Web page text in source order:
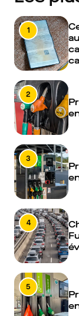
1
2
3
4
5